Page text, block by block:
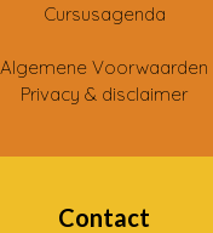
Cursusagenda
Algemene Voorwaarden
Privacy & disclaimer
Contact